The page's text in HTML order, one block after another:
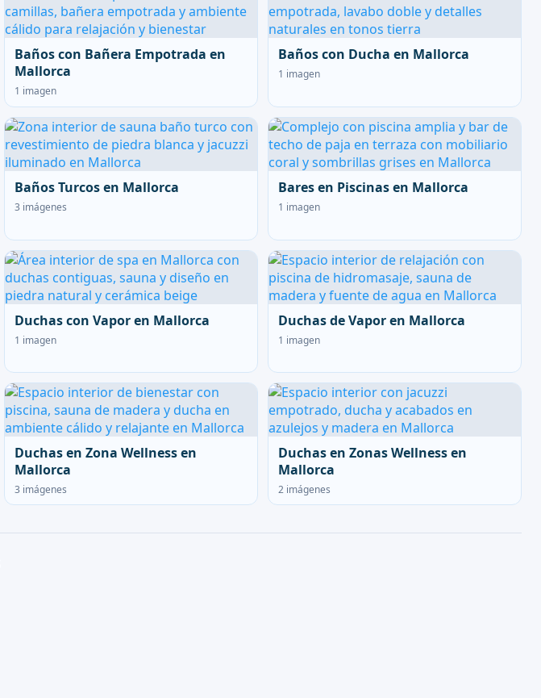
Baños con Bañera Empotrada en
Mallorca
1 imagen
Baños con Ducha en Mallorca
1 imagen
Baños Turcos en Mallorca
3 imágenes
Bares en Piscinas en Mallorca
1 imagen
Duchas con Vapor en Mallorca
1 imagen
Duchas de Vapor en Mallorca
1 imagen
Duchas en Zona Wellness en
Mallorca
3 imágenes
Duchas en Zonas Wellness en
Mallorca
2 imágenes